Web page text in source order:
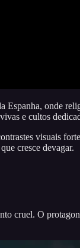
Espanha, onde
e cultos
visuais
cresce devagar.
cruel. O